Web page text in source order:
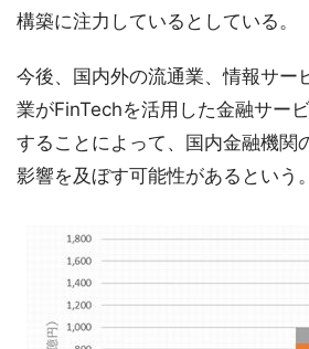
構築に注力しているとしている。
今後、国内外の流通業、情報サー
業がFinTechを活用した金融サー
することによって、国内金融機関
影響を及ぼす可能性があるという。